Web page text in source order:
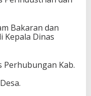
Bakaran dan
Kepala Dinas
Perhubungan Kab.